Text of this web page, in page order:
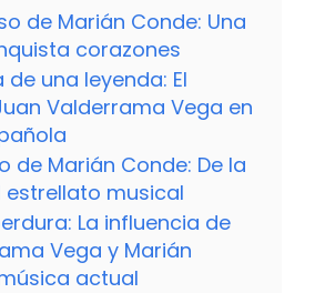
de Marián Conde: Una
corazones
de una leyenda: El
Valderrama Vega en
de Marián Conde: De la
musical
La influencia de
Vega y Marián
actual